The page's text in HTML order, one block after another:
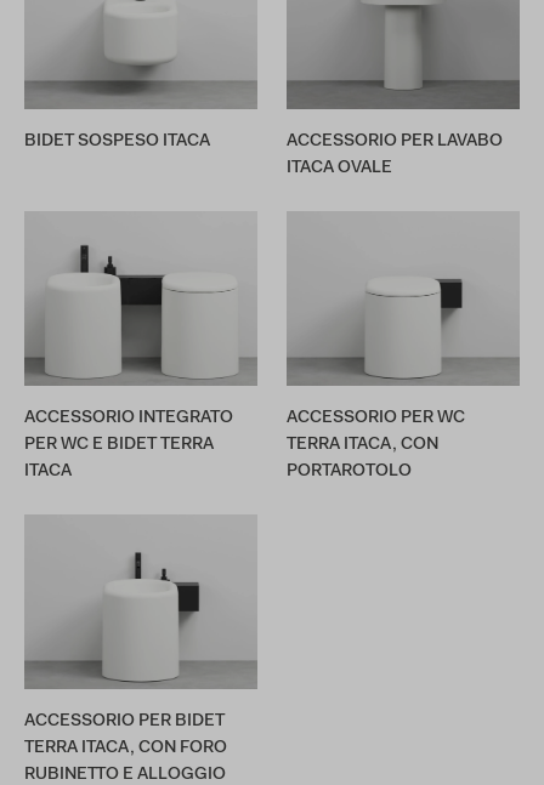
BIDET SOSPESO ITACA
ACCESSORIO PER LAVABO
ITACA OVALE
ACCESSORIO INTEGRATO
PER WC E BIDET TERRA
ITACA
ACCESSORIO PER WC
TERRA ITACA, CON
PORTAROTOLO
ACCESSORIO PER BIDET
TERRA ITACA, CON FORO
RUBINETTO E ALLOGGIO